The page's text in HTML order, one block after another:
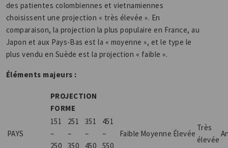
des patientes colombiennes et vietnamiennes
choisissent une projection « très élevée ». En
comparaison, la projection la plus populaire en France, au
Japon et aux Pays-Bas est la « moyenne », et le type le
plus vendu en Suède est la projection « faible ».
Éléments majeurs :
PROJECTION
FORME
PAYS
151
–
250
251
–
350
351
–
450
451
–
550
Faible Moyenne Élevée
Très
élevée